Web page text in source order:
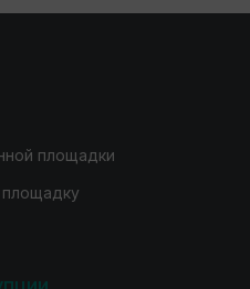
площадки